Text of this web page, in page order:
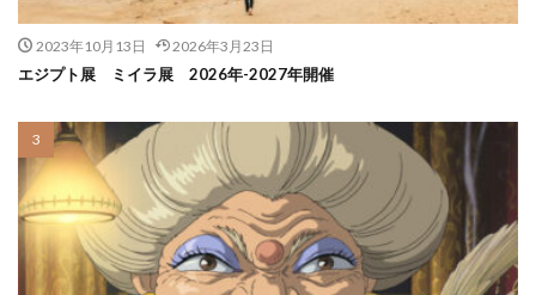
2023年10月13日 2026年3月23日
エジプト展 ミイラ展 2026年-2027年開催